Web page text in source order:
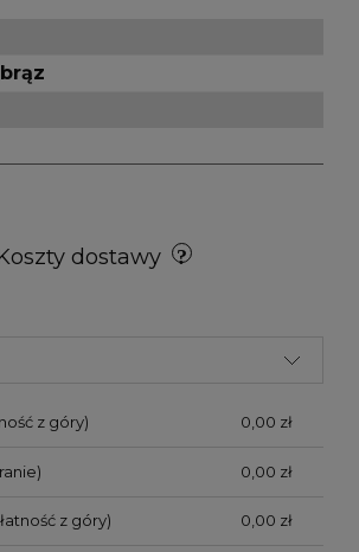
dostawy
z góry) 0,00 zł
0,00 zł
z góry) 0,00 zł